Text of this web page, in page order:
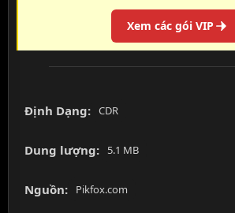
Xem các gói VIP
Định Dạng: CDR
Dung lượng: 5.1 MB
Nguồn: Pikfox.com